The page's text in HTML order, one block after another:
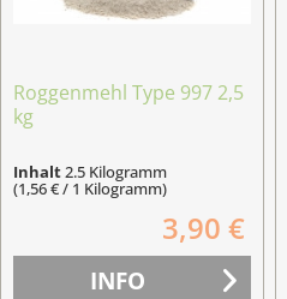
Roggenmehl Type 997 2,5
kg
Inhalt2.5 Kilogramm
(1,56 € / 1 Kilogramm)
3,90 €
INFO